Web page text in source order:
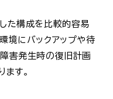
た構成を比較的容易
境にバックアップや待
害発生時の復旧計画
ます。